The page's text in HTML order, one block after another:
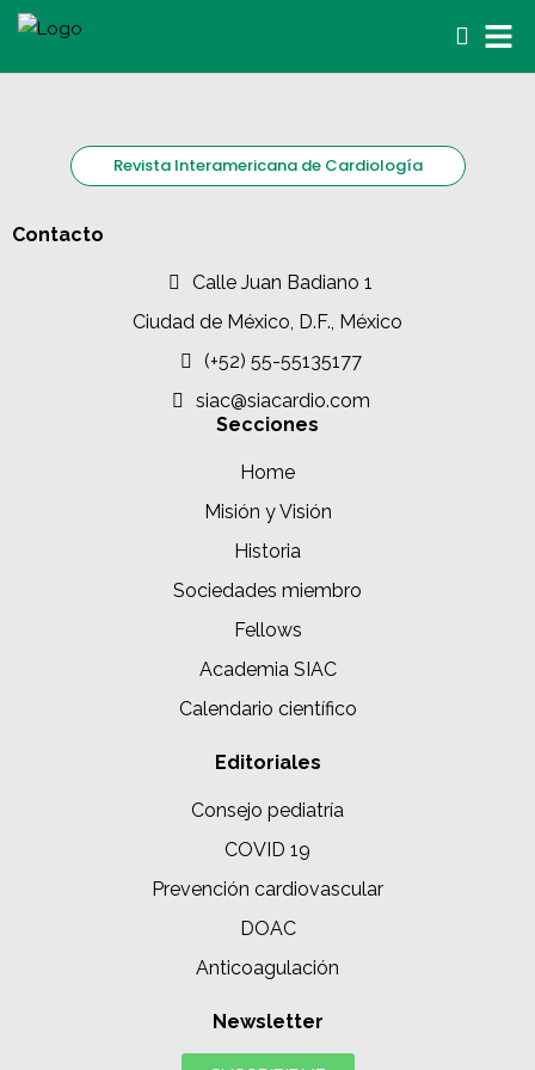
Revista Interamericana de Cardiología
Contacto
Calle Juan Badiano 1
Ciudad de México, D.F., México
(+52) 55-55135177
siac@siacardio.com
Secciones
Home
Misión y Visión
Historia
Sociedades miembro
Fellows
Academia SIAC
Calendario científico
Editoriales
Consejo pediatría
COVID 19
Prevención cardiovascular
DOAC
Anticoagulación
Newsletter